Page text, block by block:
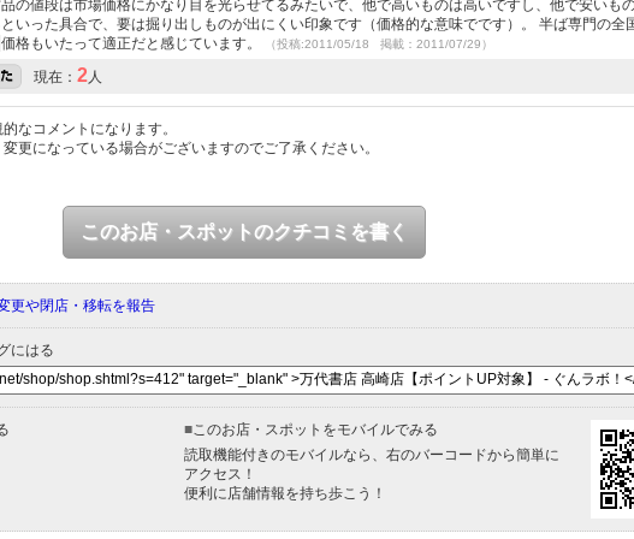
の値段は市場価格にかなり目を光らせてるみたいで、他で高いものは高いですし、他で安いも
いった具合で、要は掘り出しものが出にくい印象です（価格的な意味でです）。 半ば専門の全
価格もいたって適正だと感じています。 （投稿:2011/05/18 掲載：2011/07/29）
現在： 2人
なコメントになります。
更になっている場合がございますのでご了承ください。
このお店・スポットのクチコミを書く
更や閉店・移転を報告
にはる
■このお店・スポットをモバイルでみる
読取機能付きのモバイルなら、右のバーコードから簡単に
アクセス！
便利に店舗情報を持ち歩こう！